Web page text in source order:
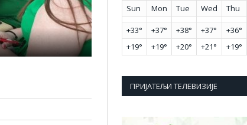
Sun
Mon Tue Wed Thu
+33° +37° +38° +37° +36°
+19° +19° +20° +21° +19°
ПРИЈАТЕЉИ ТЕЛЕВИЗИЈЕ